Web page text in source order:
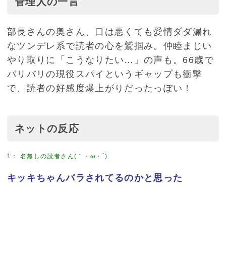
部長さんの奥さん、口は悪くても愛情ダダ漏れ
なツンデレ系で読者の心を鷲掴み。仲睦まじい
やり取りに「こうなりたい…」の声も。66歳で
バリバリの現役スパイというギャップも衝撃
で、読者の好感度爆上がりだったっぽい！
ネットの反応
1 ：名無しの読者さん(｀・ω・´)
キッキちゃんバラされてるのかと思った